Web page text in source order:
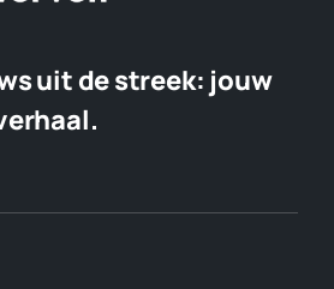
uit de streek: jouw